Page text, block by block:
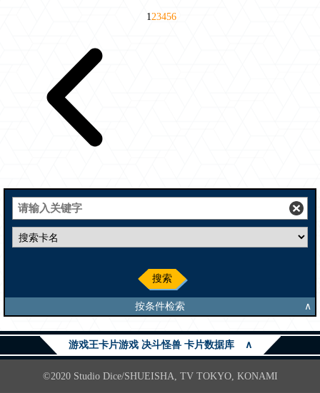
123456
搜索
按条件检索 ∧
游戏王卡片游戏 决斗怪兽 卡片数据库 ∧
©2020 Studio Dice/SHUEISHA, TV TOKYO, KONAMI